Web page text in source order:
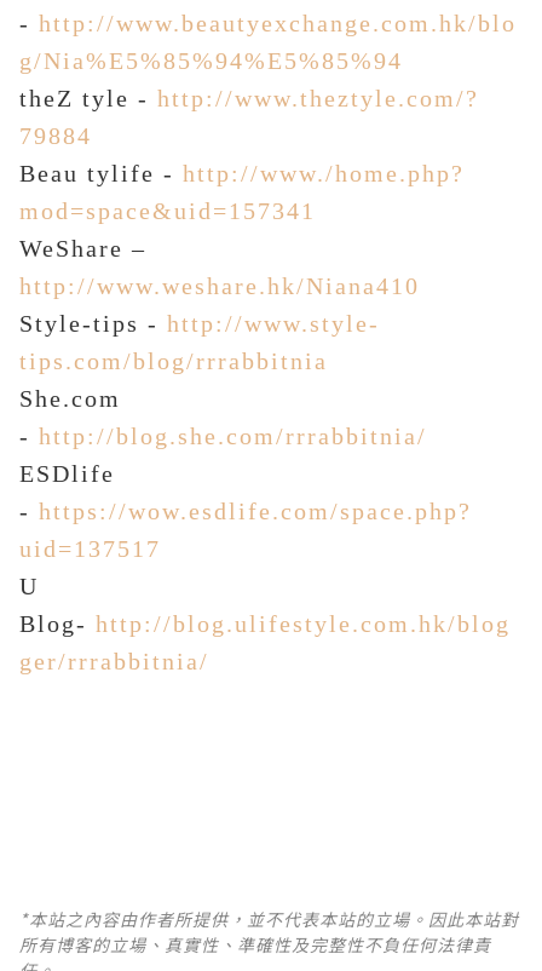
- http://www.beautyexchange.com.hk/blo
g/Nia%E5%85%94%E5%85%94
theZ tyle - http://www.theztyle.com/?
79884
Beau tylife - http://www./home.php?
mod=space&uid=157341
WeShare –
http://www.weshare.hk/Niana410
Style-tips - http://www.style-
tips.com/blog/rrrabbitnia
She.com
- http://blog.she.com/rrrabbitnia/
ESDlife
- https://wow.esdlife.com/space.php?
uid=137517
U
Blog- http://blog.ulifestyle.com.hk/blog
ger/rrrabbitnia/
*本站之內容由作者所提供，並不代表本站的立場。因此本站對
所有博客的立場、真實性、準確性及完整性不負任何法律責